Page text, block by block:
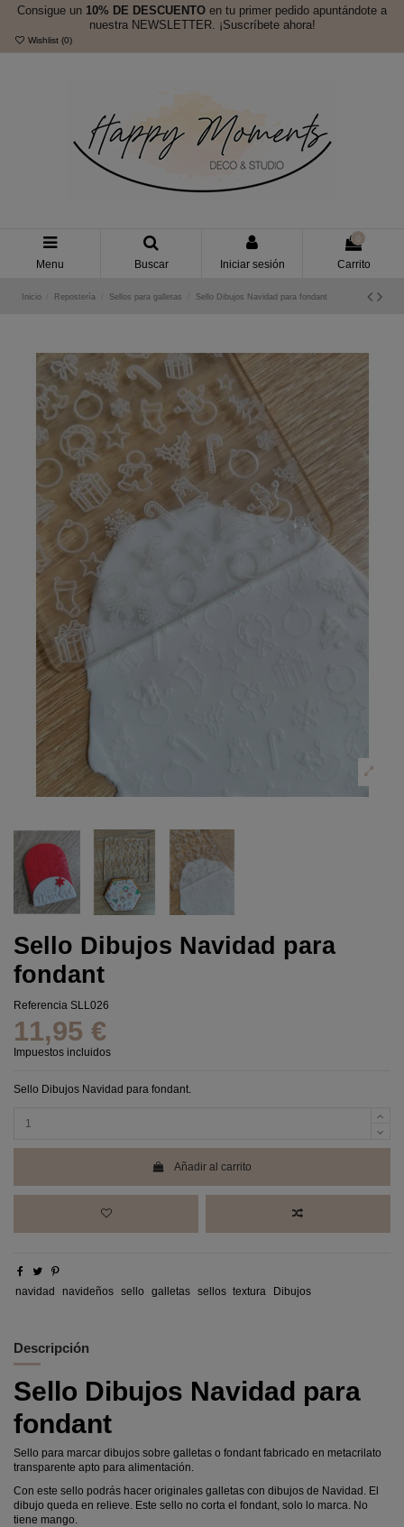
Consigue un 10% DE DESCUENTO en tu primer pedido apuntándote a
nuestra NEWSLETTER. ¡Suscríbete ahora!
Wishlist (0)
Menu Buscar Iniciar sesión Carrito
Inicio Repostería Sellos para galletas Sello Dibujos Navidad para fondant
Sello Dibujos Navidad para
fondant
Referencia SLL026
11,95 €
Impuestos incluidos
Sello Dibujos Navidad para fondant.
Añadir al carrito
navidad navideños sello galletas sellos textura Dibujos
Descripción
Sello Dibujos Navidad para
fondant
Sello para marcar dibujos sobre galletas o fondant fabricado en metacrilato
transparente apto para alimentación.
Con este sello podrás hacer originales galletas con dibujos de Navidad. El
dibujo queda en relieve. Este sello no corta el fondant, solo lo marca. No
tiene mango.